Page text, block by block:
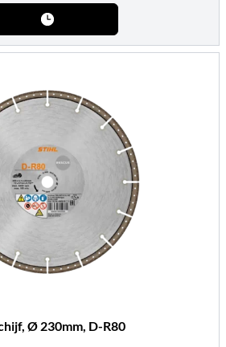
Ø 230mm, D-R80